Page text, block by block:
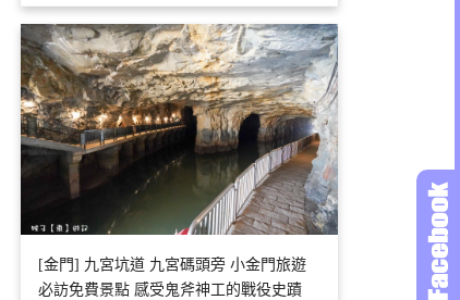
[金門] 九宮坑道 九宮碼頭旁 小金門旅遊
必訪免費景點 感受鬼斧神工的戰役史蹟